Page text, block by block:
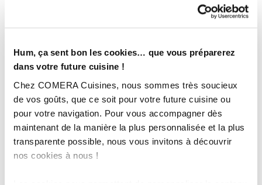
Hum, ça sent bon les cookies… que vous préparerez
dans votre future cuisine !
Chez COMERA Cuisines, nous sommes très soucieux
de vos goûts, que ce soit pour votre future cuisine ou
pour votre navigation. Pour vous accompagner dès
maintenant de la manière la plus personnalisée et la plus
transparente possible, nous vous invitons à découvrir
nos cookies à nous !